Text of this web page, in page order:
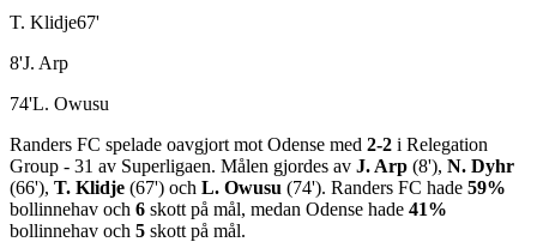
T. Klidje67'
8'J. Arp
74'L. Owusu
Randers FC spelade oavgjort mot Odense med 2-2 i Relegation
Group - 31 av Superligaen. Målen gjordes av J. Arp (8'), N. Dyhr
(66'), T. Klidje (67') och L. Owusu (74'). Randers FC hade 59%
bollinnehav och 6 skott på mål, medan Odense hade 41%
bollinnehav och 5 skott på mål.